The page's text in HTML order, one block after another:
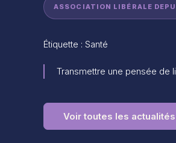
ASSOCIATION LIBÉRALE
Étiquette : Santé
Transmettre une pensée de
Voir toutes les actualités